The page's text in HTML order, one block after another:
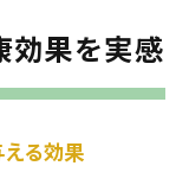
効果を実感
る効果